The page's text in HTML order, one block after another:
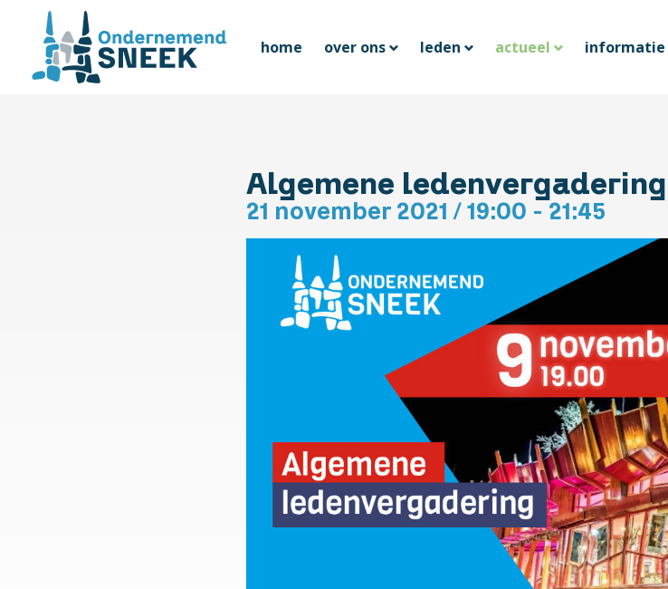
home over ons leden actueel informatie
Algemene ledenvergadering
21 november 2021 / 19:00 - 21:45